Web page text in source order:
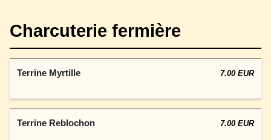
Charcuterie fermière
Terrine Myrtille 7.00 EUR
Terrine Reblochon 7.00 EUR